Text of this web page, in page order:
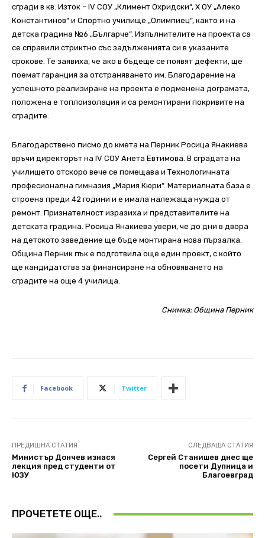
сгради в кв. Изток – ІV СОУ „Климент Охридски“, Х ОУ „Алеко
Константинов“ и Спортно училище „Олимпиец“, както и на
детска градина №6 „Българче“. Изпълнителите на проекта са
се справили стриктно със задълженията си в указаните
срокове. Те заявиха, че ако в бъдеще се появят дефекти, ще
поемат гаранция за отстраняването им. Благодарение на
успешното реализиране на проекта е подменена дограмата,
положена е топлоизолация и са ремонтирани покривите на
сградите.
Благодарствено писмо до кмета на Перник Росица Янакиева
връчи директорът на ІV СОУ Анета Евтимова. В сградата на
училището отскоро вече се помещава и Технологичната
професионална гимназия „Мария Кюри“. Материалната база е
строена преди 42 години и е имала належаща нужда от
ремонт. Признателност изразиха и представителите на
детската градина. Росица Янакиева увери, че до дни в двора
на детското заведение ще бъде монтирана нова пързалка.
Община Перник пък е подготвила още един проект, с който
ще кандидатства за финансиране на обновяването на
сградите на още 4 училища.
Снимка: Община Перник
Facebook Twitter
ПРЕДИШНА СТАТИЯ
Министър Дончев изнася
лекция пред студенти от
ЮЗУ
СЛЕДВАЩА СТАТИЯ
Сергей Станишев днес ще
посети Дупница и
Благоевград
ПРОЧЕТЕТЕ ОЩЕ..